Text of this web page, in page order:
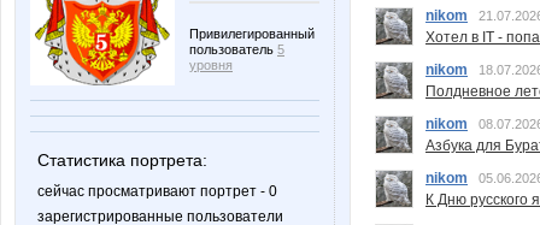
Привилегированный
пользователь 5
уровня
Статистика портрета:
сейчас просматривают портрет - 0
зарегистрированные пользователи
nikom
Хотел в IT -
nikom
Полдневное
nikom
Азбука для
nikom
К Дню русского